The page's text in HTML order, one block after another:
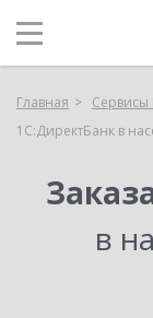
Главная Сервисы
1С:ДиректБанк в
в